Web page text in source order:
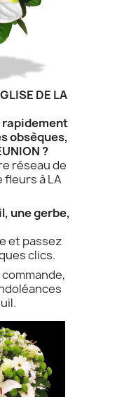
DE LA
obsèques,
?
réseau de
à LA
une gerbe,
et passez
clics.